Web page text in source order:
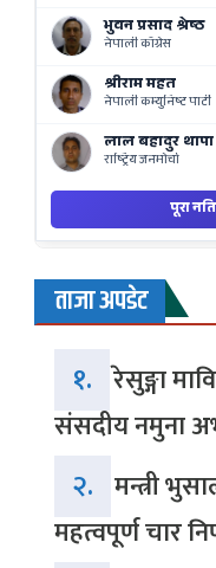
ताजा अपडेट
१. रेसुङ्गा
संसदीय नमुना
२. मन्त्री
महत्वपूर्ण चार